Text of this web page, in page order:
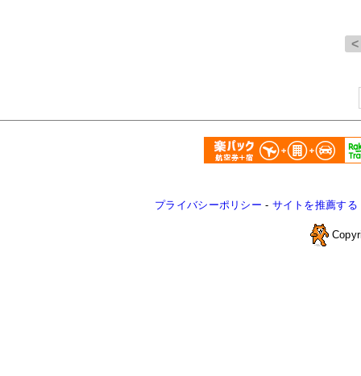
プライバシーポリシー - サイトを推薦する